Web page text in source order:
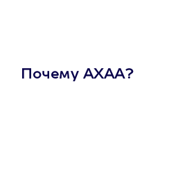
Почему АХАА?